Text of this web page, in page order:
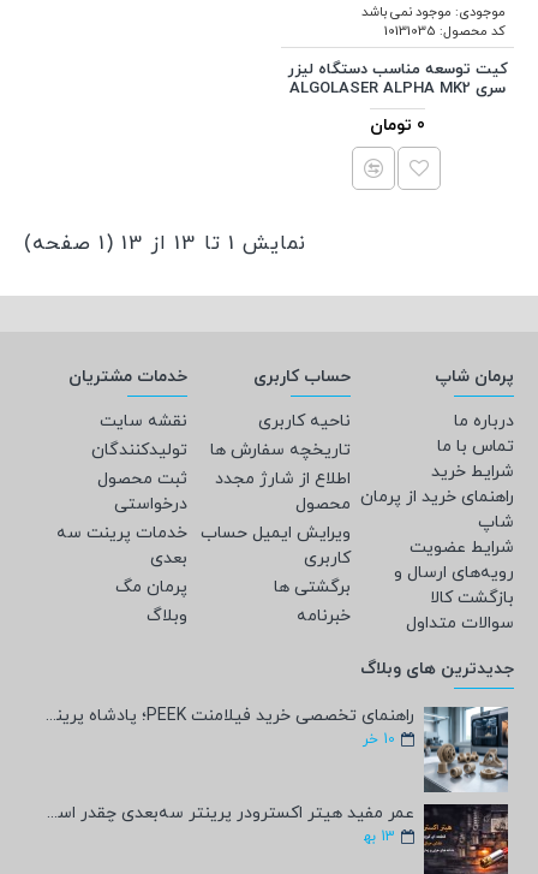
موجودی: موجود نمی باشد
کد محصول: 10131035
کیت توسعه مناسب دستگاه لیزر
سری ALGOLASER ALPHA MK2
0 تومان
نمایش 1 تا 13 از 13 (1 صفحه)
پرمان شاپ
درباره ما
تماس با ما
شرایط خرید
راهنمای خرید از پرمان
شاپ
شرایط عضویت
رویه‌های ارسال و
بازگشت کالا
سوالات متداول
حساب کاربری
ناحیه کاربری
تاریخچه سفارش ها
اطلاع از شارژ مجدد
محصول
ویرایش ایمیل حساب
کاربری
برگشتی ها
خبرنامه
خدمات مشتریان
نقشه سایت
تولیدکنندگان
ثبت محصول
درخواستی
خدمات پرینت سه
بعدی
پرمان مگ
وبلاگ
جدیدترین های وبلاگ
راهنمای تخصصی خرید فیلامنت PEEK؛ پادشاه پرینت سه‌بعدی صنعتی و پزشکی + مشخصات فنی
10 خر
عمر مفید هیتر اکسترودر پرینتر سه‌بعدی چقدر است؟
13 به‍